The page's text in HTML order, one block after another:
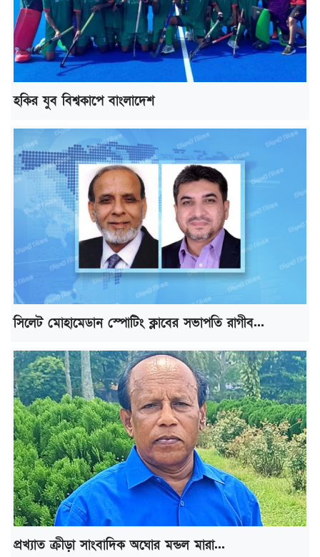
হকির যুব বিশ্বকাপে বাংলাদেশ
সিলেট মোহামেডান স্পোটিং ক্লাবের সভাপতি রাগীব...
প্রখ্যাত ক্রীড়া সাংবাদিক অঘোর মন্ডল মারা...